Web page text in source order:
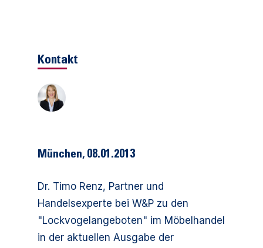
München, 08.01.2013
Dr. Timo Renz, Partner und
Handelsexperte bei W&P zu den
"Lockvogelangeboten" im Möbelhandel
in der aktuellen Ausgabe der
Kontakt